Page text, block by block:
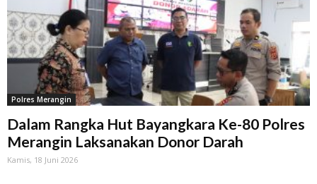
Polres Merangin
Dalam Rangka Hut Bayangkara Ke-80 Polres
Merangin Laksanakan Donor Darah
Kamis, 18 Juni 2026